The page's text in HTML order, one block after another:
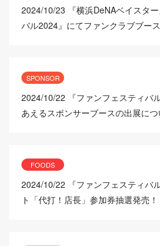
2024/10/23
『横浜DeNAベイスタ
バル2024』にてファンクラブブー
SPONSOR
2024/10/22
『ファンフェスティバ
あえるスポンサーブースの出展につ
FOODS
2024/10/22
『ファンフェスティバ
ト「代打！店長」参加券抽選発売！